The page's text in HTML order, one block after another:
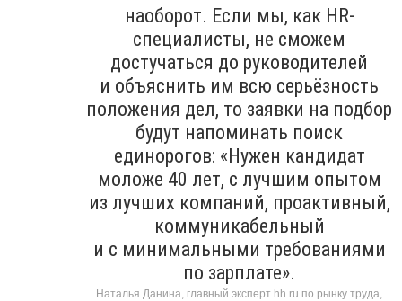
наоборот. Если мы, как HR-
специалисты, не сможем
достучаться до руководителей
и объяснить им всю серьёзность
положения дел, то заявки на подбор
будут напоминать поиск
единорогов: «Нужен кандидат
моложе 40 лет, с лучшим опытом
из лучших компаний, проактивный,
коммуникабельный
и с минимальными требованиями
по зарплате».
Наталья Данина, главный эксперт hh.ru по рынку труда,